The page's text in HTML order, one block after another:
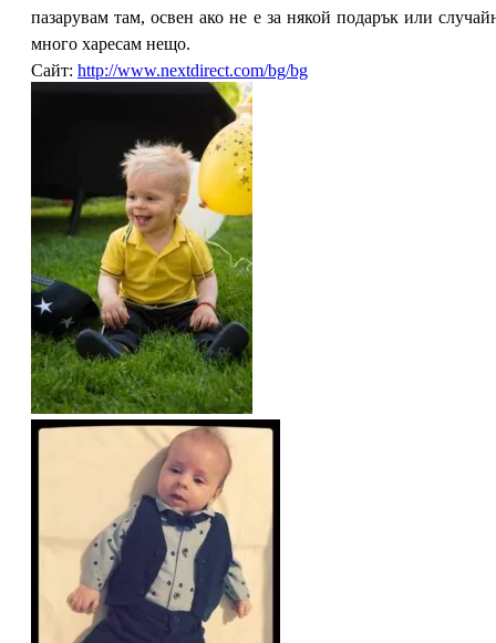
пазарувам там, освен ако не е за някой подарък или
много харесам нещо.
Сайт: http://www.nextdirect.com/bg/bg